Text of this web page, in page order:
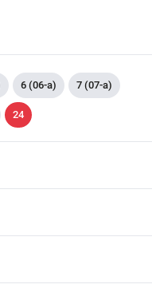
6 (06-a) 7 (07-a)
24